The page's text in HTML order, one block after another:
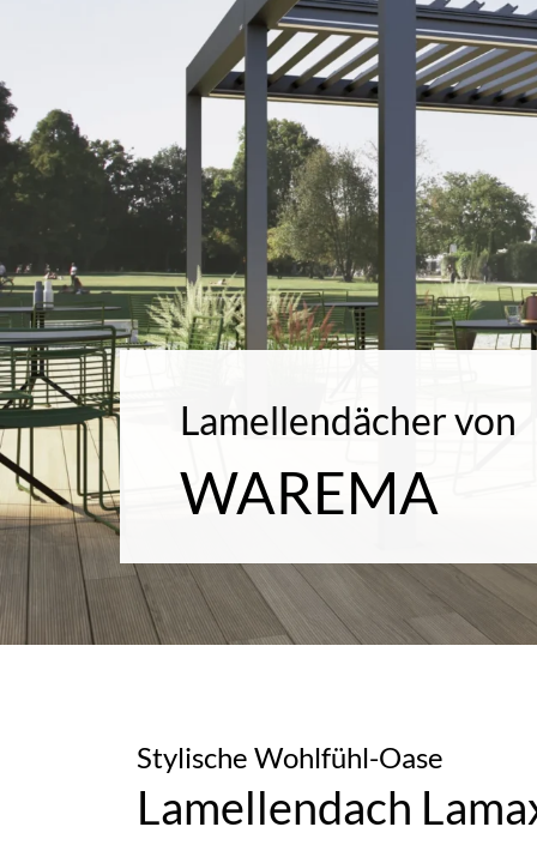
Lamellendächer von
WAREMA
Stylische Wohlfühl-Oase
Lamellendach